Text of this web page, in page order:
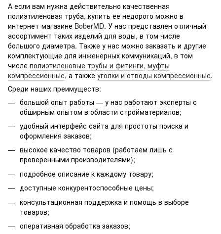
А если вам нужна действительно качественная
полиэтиленовая труба, купить ее недорого можно в
интернет-магазине BoberMD. У нас представлен отличный
ассортимент таких изделий для воды, в том числе
большого диаметра. Также у нас можно заказать и другие
комплектующие для инженерных коммуникаций, в том
числе полиэтиленовые трубы и фитинги, муфты
компрессионные, а также уголки и отводы компрессионные.
Среди наших преимуществ:
большой опыт работы — у нас работают эксперты с
обширным опытом в области стройматериалов;
удобный интерфейс сайта для простоты поиска и
оформления заказов;
высокое качество товаров (работаем лишь с
проверенными производителями);
подробное описание к каждому товару;
доступные конкурентоспособные цены;
консультационная поддержка и помощь в выборе
товаров;
оперативная обработка заказов;